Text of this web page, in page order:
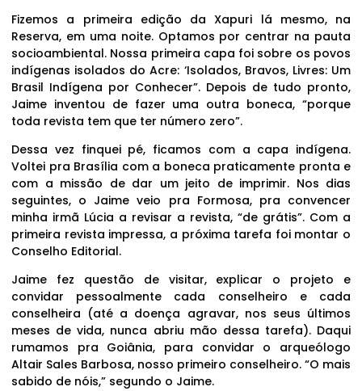
Fizemos a primeira edição da Xapuri lá mesmo, na
Reserva, em uma noite. Optamos por centrar na pauta
socioambiental. Nossa primeira capa foi sobre os povos
indígenas isolados do Acre: ‘Isolados, Bravos, Livres: Um
Brasil Indígena por Conhecer”. Depois de tudo pronto,
Jaime inventou de fazer uma outra boneca, “porque
toda revista tem que ter número zero”.
Dessa vez finquei pé, ficamos com a capa indígena.
Voltei pra Brasília com a boneca praticamente pronta e
com a missão de dar um jeito de imprimir. Nos dias
seguintes, o Jaime veio pra Formosa, pra convencer
minha irmã Lúcia a revisar a revista, “de grátis”. Com a
primeira revista impressa, a próxima tarefa foi montar o
Conselho Editorial.
Jaime fez questão de visitar, explicar o projeto e
convidar pessoalmente cada conselheiro e cada
conselheira (até a doença agravar, nos seus últimos
meses de vida, nunca abriu mão dessa tarefa). Daqui
rumamos pra Goiânia, para convidar o arqueólogo
Altair Sales Barbosa, nosso primeiro conselheiro. “O mais
sabido de nóis,” segundo o Jaime.